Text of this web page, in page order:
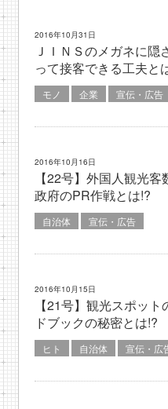
2016年10月31日
ＪＩＮＳのメガネに
って接客できる工夫と
モノ 企業 宣伝・広告
2016年10月16日
【22号】外国人観光
政府のPR作戦とは!?
自治体 宣伝・広告
2016年10月15日
【21号】観光スポッ
ドブックの秘密とは!?
ヒト 自治体 宣伝・広